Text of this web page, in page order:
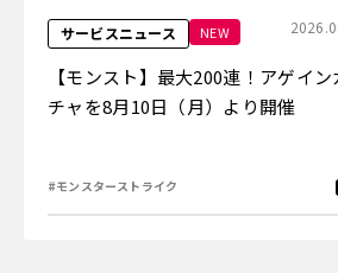
サービスニュース NEW
【モンスト】最大200連！アゲイン
チャを8月10日（月）より開催
#モンスターストライク